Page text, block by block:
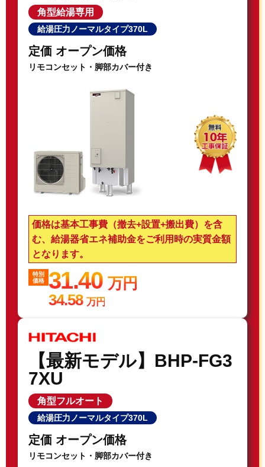
角型給湯専用
給湯圧力ノーマルタイプ370L
定価 オープン価格
リモコンセット・脚部カバー付き
価格は基本工事費（撤去+設置+搬出費）を含
む、給湯器省エネ補助金をご利用時の実質金額
となります。
特別
価格
31.40万円
34.58 万円
【最新モデル】BHP-FG3
7XU
角型フルオート
給湯圧力ノーマルタイプ370L
定価 オープン価格
リモコンセット・脚部カバー付き